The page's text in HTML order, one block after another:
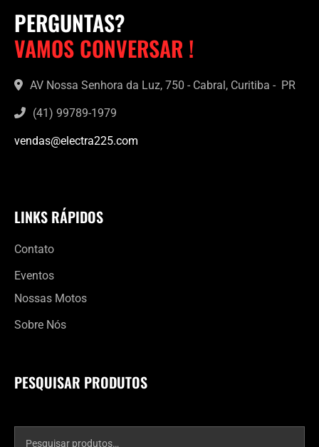
PERGUNTAS?
VAMOS CONVERSAR !
AV Nossa Senhora da Luz, 750 - Cabral, Curitiba - PR
(41) 99789-1979
vendas@electra225.com
LINKS RÁPIDOS
Contato
Eventos
Nossas Motos
Sobre Nós
PESQUISAR PRODUTOS